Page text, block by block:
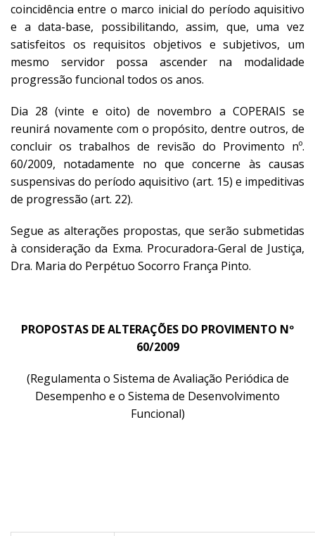
coincidência entre o marco inicial do período aquisitivo
e a data-base, possibilitando, assim, que, uma vez
satisfeitos os requisitos objetivos e subjetivos, um
mesmo servidor possa ascender na modalidade
progressão funcional todos os anos.
Dia 28 (vinte e oito) de novembro a COPERAIS se
reunirá novamente com o propósito, dentre outros, de
concluir os trabalhos de revisão do Provimento nº.
60/2009, notadamente no que concerne às causas
suspensivas do período aquisitivo (art. 15) e impeditivas
de progressão (art. 22).
Segue as alterações propostas, que serão submetidas
à consideração da Exma. Procuradora-Geral de Justiça,
Dra. Maria do Perpétuo Socorro França Pinto.
PROPOSTAS DE ALTERAÇÕES DO PROVIMENTO Nº
60/2009
(Regulamenta o Sistema de Avaliação Periódica de
Desempenho e o Sistema de Desenvolvimento
Funcional)